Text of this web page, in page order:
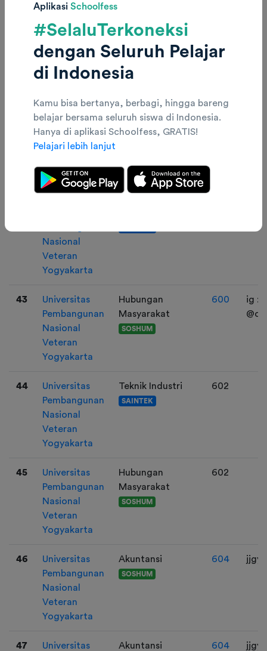
Yogyakarta
Pembangunan
Nasional
Yogyakarta
SAINTEK
Universitas
Pembangunan
Veteran
Yogyakarta
Manajemen
Nasional
Veteran
Yogyakarta
43
Universitas
Pembangunan
Nasional
Veteran
Yogyakarta
Hubungan
Masyarakat
SOSHUM
600
ig :
44
Universitas
Pembangunan
Nasional
Veteran
Yogyakarta
Teknik Industri
SAINTEK
602
45
Universitas
Pembangunan
Nasional
Veteran
Yogyakarta
Hubungan
Masyarakat
SOSHUM
602
46
Universitas
Pembangunan
Nasional
Veteran
Yogyakarta
Akuntansi
SOSHUM
604
47
Universitas
Akuntansi 604
Aplikasi Schoolfess
#SelaluTerkoneksi
dengan Seluruh Pelajar
di Indonesia
Kamu bisa bertanya, berbagi, hingga bareng
belajar bersama seluruh siswa di Indonesia.
Hanya di aplikasi Schoolfess, GRATIS!
Pelajari lebih lanjut